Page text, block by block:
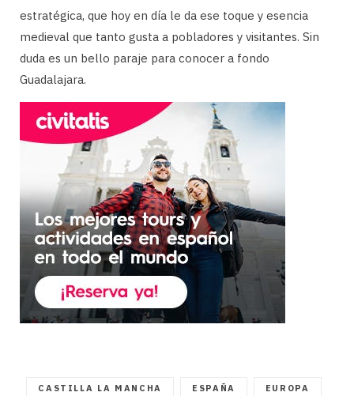
estratégica, que hoy en día le da ese toque y esencia
medieval que tanto gusta a pobladores y visitantes. Sin
duda es un bello paraje para conocer a fondo
Guadalajara.
CASTILLA LA MANCHA ESPAÑA EUROPA